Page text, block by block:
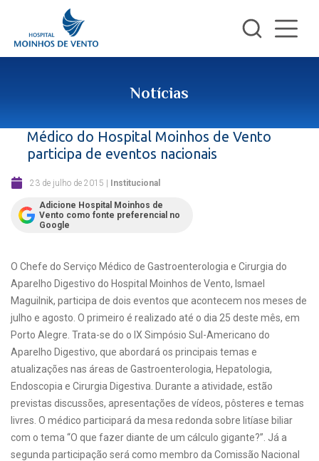
Notícias
Médico do Hospital Moinhos de Vento
participa de eventos nacionais
23 de julho de 2015 | Institucional
Adicione Hospital Moinhos de
Vento como fonte preferencial no
Google
O Chefe do Serviço Médico de Gastroenterologia e Cirurgia do
Aparelho Digestivo do Hospital Moinhos de Vento, Ismael
Maguilnik, participa de dois eventos que acontecem nos meses de
julho e agosto. O primeiro é realizado até o dia 25 deste mês, em
Porto Alegre. Trata-se do o IX Simpósio Sul-Americano do
Aparelho Digestivo, que abordará os principais temas e
atualizações nas áreas de Gastroenterologia, Hepatologia,
Endoscopia e Cirurgia Digestiva. Durante a atividade, estão
previstas discussões, apresentações de vídeos, pôsteres e temas
livres. O médico participará da mesa redonda sobre litíase biliar
com o tema “O que fazer diante de um cálculo gigante?”. Já a
segunda participação será como membro da Comissão Nacional